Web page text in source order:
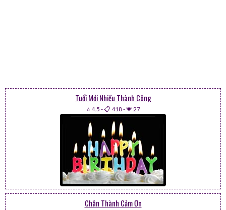
Tuổi Mới Nhiều Thành Công
⭐ 4.5 -📋 418-💗 27
Chân Thành Cảm Ơn